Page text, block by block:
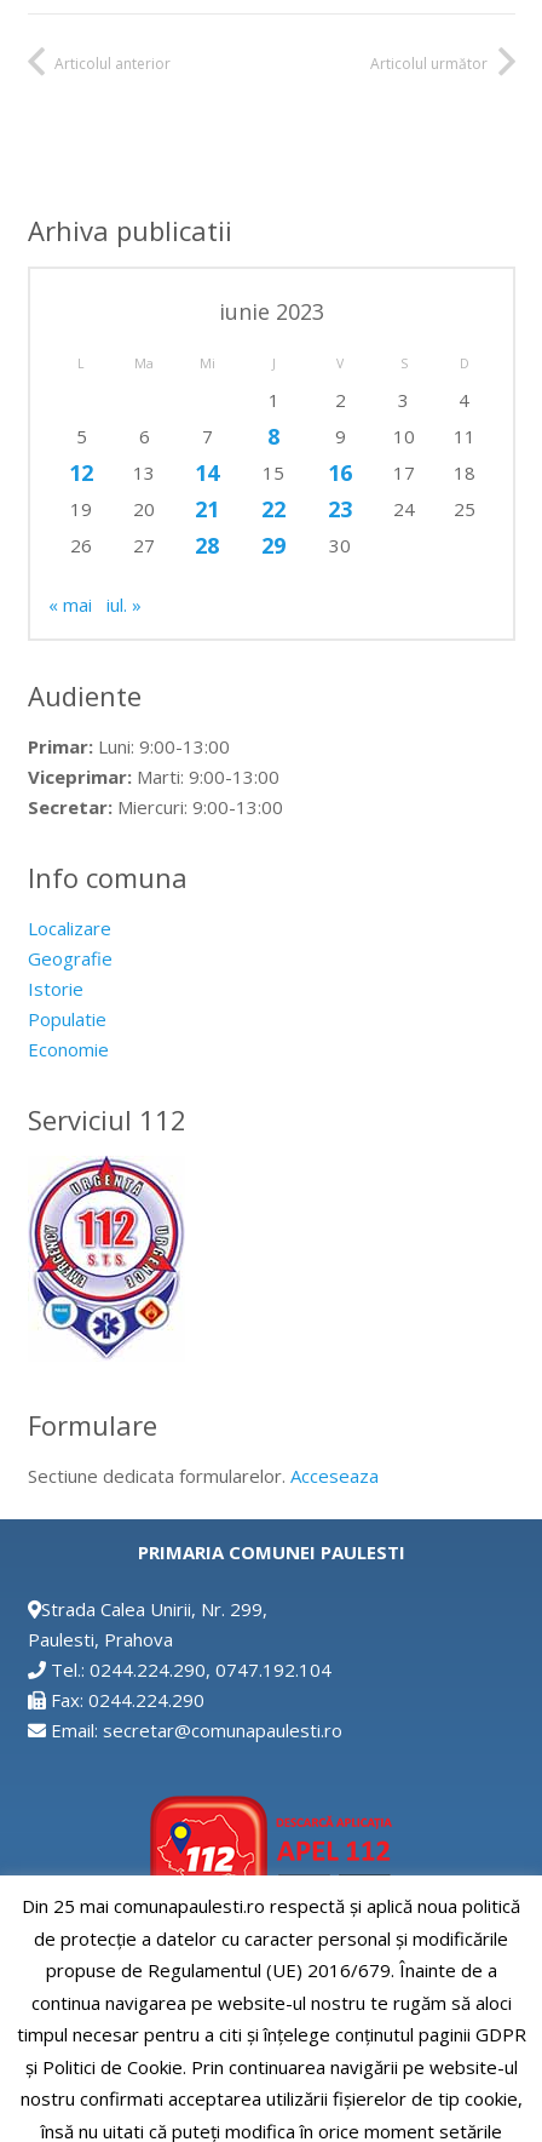
Articolul anterior Articolul următor
Arhiva publicatii
iunie 2023
L Ma Mi J V S D
1 2 3
4
5
6 7 8 9 10 11
12 13 14 15 16 17
18
19
20 21 22 23 24
25
26
27 28 29 30
« mai iul. »
Audiente
Primar:Luni: 9:00-13:00
Viceprimar:Marti: 9:00-13:00
Secretar:Miercuri: 9:00-13:00
Info comuna
Localizare
Geografie
Istorie
Populatie
Economie
Serviciul 112
Formulare
Sectiune dedicata formularelor. Acceseaza
PRIMARIA COMUNEI PAULESTI
Strada Calea Unirii, Nr. 299,
Paulesti, Prahova
Tel.: 0244.224.290, 0747.192.104
Fax: 0244.224.290
Email: secretar@comunapaulesti.ro
Aplicatia APEL112
Comuna Paulesti, judet Prahova
Din 25 mai comunapaulesti.ro respectă și aplică noua politică
de protecție a datelor cu caracter personal și modificările
propuse de Regulamentul (UE) 2016/679. Înainte de a
continua navigarea pe website-ul nostru te rugăm să aloci
timpul necesar pentru a citi și înțelege conținutul paginii GDPR
și Politici de Cookie. Prin continuarea navigării pe website-ul
nostru confirmati acceptarea utilizării fişierelor de tip cookie,
însă nu uitati că puteți modifica în orice moment setările